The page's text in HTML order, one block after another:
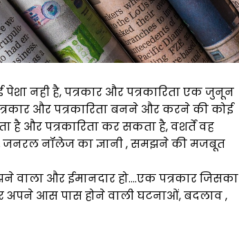
पेशा नही है, पत्रकार और पत्रकारिता एक जुनून
और पत्रकारिता बनने और करने की कोई
है और पत्रकारिता कर सकता है, वशर्तें वह
जनरल नॉलेज का ज्ञानी , समझने की मजबूत
और ईमानदार हो….एक पत्रकार जिसका
आस पास होने वाली घटनाओं, बदलाव ,